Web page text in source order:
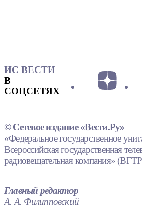
ИС ВЕСТИ
В
СОЦСЕТЯХ
© Сетевое издание «Вести.Ру»
«Федеральное государственное
Всероссийская государственная
радиовещательная компания»
Главный редактор
А. А. Филипповский